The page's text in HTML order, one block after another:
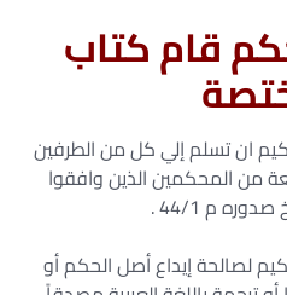
قام كتاب
ان تسلم إلي كل من الطرفين
من المحكمين الذين وافقوا
م 44/1 .
لصالحة إيداع أصل الحكم أو